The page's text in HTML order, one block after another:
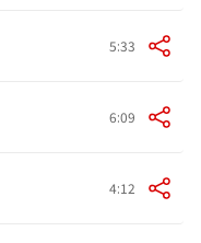
5:33
6:09
4:12